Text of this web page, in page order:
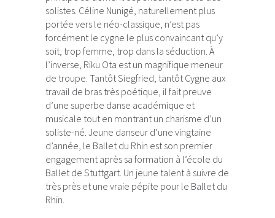
solistes. Céline Nunigé, naturellement plus
portée vers le néo-classique, n’est pas
forcément le cygne le plus convaincant qu’y
soit, trop femme, trop dans la séduction. À
l’inverse, Riku Ota est un magnifique meneur
de troupe. Tantôt Siegfried, tantôt Cygne aux
travail de bras très poétique, il fait preuve
d’une superbe danse académique et
musicale tout en montrant un charisme d’un
soliste-né. Jeune danseur d’une vingtaine
d’année, le Ballet du Rhin est son premier
engagement après sa formation à l’école du
Ballet de Stuttgart. Un jeune talent à suivre de
très près et une vraie pépite pour le Ballet du
Rhin.